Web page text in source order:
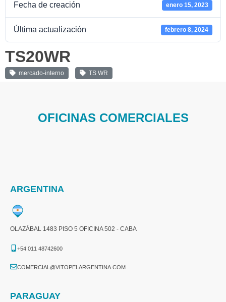
Fecha de creación enero 15, 2023
Última actualización febrero 8, 2024
TS20WR
mercado-interno TS WR
OFICINAS COMERCIALES
ARGENTINA
OLAZÁBAL 1483 PISO 5 OFICINA 502 - CABA
+54 011 48742600​
COMERCIAL@VITOPELARGENTINA.COM​
PARAGUAY